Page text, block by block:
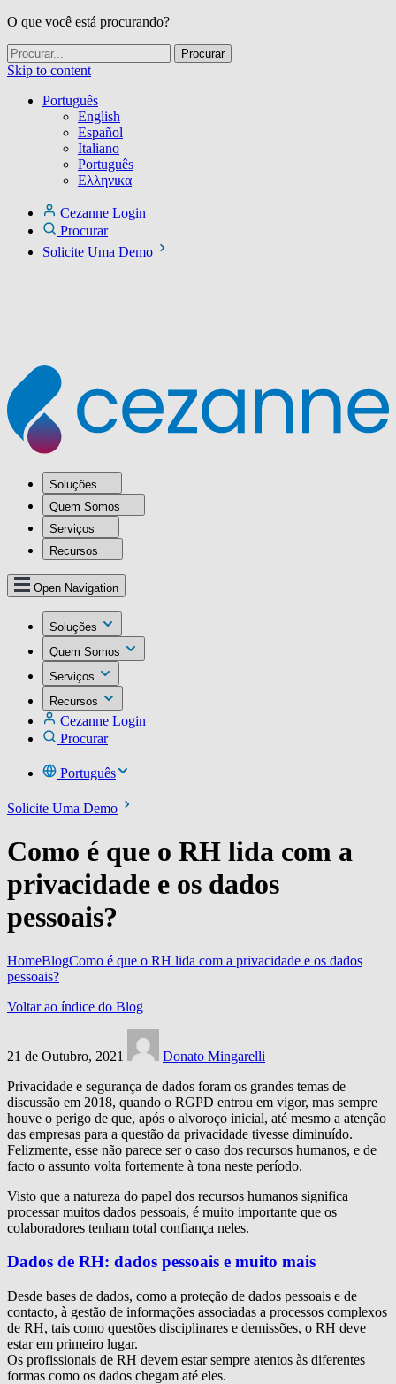
O que você está procurando?
Skip to content
Português
English
Español
Italiano
Português
Ελληνικα
Cezanne Login
Procurar
Solicite Uma Demo
Soluções
Quem Somos
Serviços
Recursos
Open Navigation
Soluções
Quem Somos
Serviços
Recursos
Cezanne Login
Procurar
Português
Solicite Uma Demo
Como é que o RH lida com a
privacidade e os dados
pessoais?
HomeBlogComo é que o RH lida com a privacidade e os dados
pessoais?
Voltar ao índice do Blog
21 de Outubro, 2021
Donato Mingarelli
Privacidade e segurança de dados foram os grandes temas de
discussão em 2018, quando o RGPD entrou em vigor, mas sempre
houve o perigo de que, após o alvoroço inicial, até mesmo a atenção
das empresas para a questão da privacidade tivesse diminuído.
Felizmente, esse não parece ser o caso dos recursos humanos, e de
facto o assunto volta fortemente à tona neste período.
Visto que a natureza do papel dos recursos humanos significa
processar muitos dados pessoais, é muito importante que os
colaboradores tenham total confiança neles.
Dados de RH: dados pessoais e muito mais
Desde bases de dados, como a proteção de dados pessoais e de
contacto, à gestão de informações associadas a processos complexos
de RH, tais como questões disciplinares e demissões, o RH deve
estar em primeiro lugar.
Os profissionais de RH devem estar sempre atentos às diferentes
formas como os dados chegam até eles.